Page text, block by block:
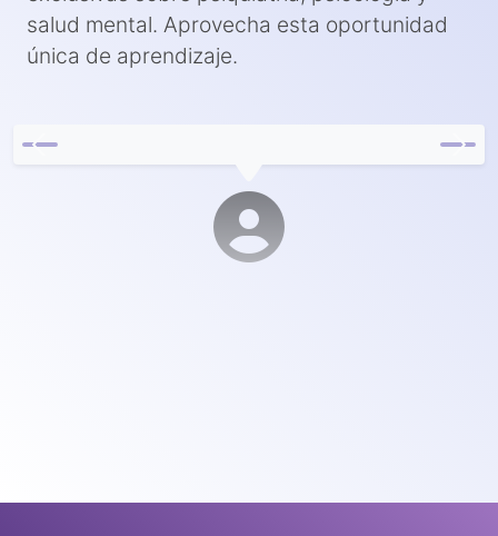
salud mental. Aprovecha esta oportunidad
única de aprendizaje.